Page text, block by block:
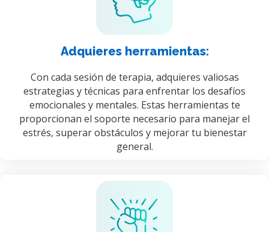
Adquieres herramientas:
Con cada sesión de terapia, adquieres valiosas
estrategias y técnicas para enfrentar los desafíos
emocionales y mentales. Estas herramientas te
proporcionan el soporte necesario para manejar el
estrés, superar obstáculos y mejorar tu bienestar
general.